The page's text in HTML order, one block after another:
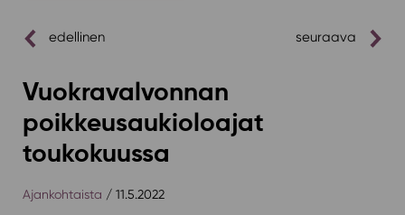
edellinen seuraava
Vuokravalvonnan
poikkeusaukioloajat
toukokuussa
Ajankohtaista / 11.5.2022